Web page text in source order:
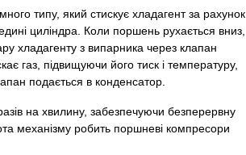
типу, який стискує хладагент за рахунок
циліндра. Коли поршень рухається вниз,
хладагенту з випарника через клапан
газ, підвищуючи його тиск і температуру,
подається в конденсатор.
на хвилину, забезпечуючи безперервну
механізму робить поршневі компресори